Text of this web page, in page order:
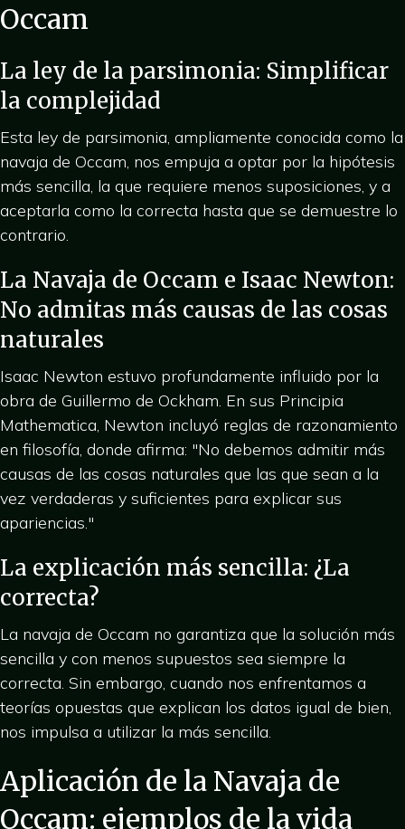
Occam
La ley de la parsimonia: Simplificar
la complejidad
Esta ley de parsimonia, ampliamente conocida como la
navaja de Occam, nos empuja a optar por la hipótesis
más sencilla, la que requiere menos suposiciones, y a
aceptarla como la correcta hasta que se demuestre lo
contrario.
La Navaja de Occam e Isaac Newton:
No admitas más causas de las cosas
naturales
Isaac Newton estuvo profundamente influido por la
obra de Guillermo de Ockham. En sus Principia
Mathematica, Newton incluyó reglas de razonamiento
en filosofía, donde afirma: "No debemos admitir más
causas de las cosas naturales que las que sean a la
vez verdaderas y suficientes para explicar sus
apariencias."
La explicación más sencilla: ¿La
correcta?
La navaja de Occam no garantiza que la solución más
sencilla y con menos supuestos sea siempre la
correcta. Sin embargo, cuando nos enfrentamos a
teorías opuestas que explican los datos igual de bien,
nos impulsa a utilizar la más sencilla.
Aplicación de la Navaja de
Occam: ejemplos de la vida